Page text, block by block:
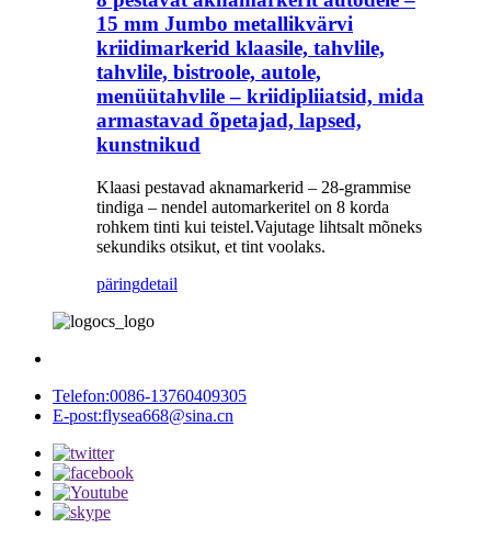
15 mm Jumbo metallikvärvi
kriidimarkerid klaasile, tahvlile,
tahvlile, bistroole, autole,
menüütahvlile – kriidipliiatsid, mida
armastavad õpetajad, lapsed,
kunstnikud
Klaasi pestavad aknamarkerid – 28-grammise
tindiga – nendel automarkeritel on 8 korda
rohkem tinti kui teistel.Vajutage lihtsalt mõneks
sekundiks otsikut, et tint voolaks.
päringdetail
Telefon:0086-13760409305
E-post:flysea668@sina.cn